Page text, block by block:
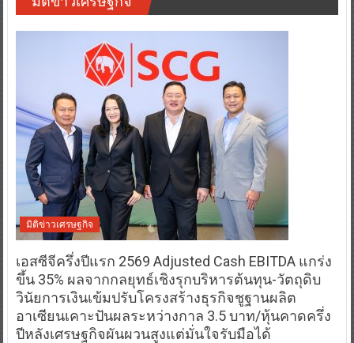
มิติข่าวเศรษฐกิจ
เอสซีจีครึ่งปีแรก 2569 Adjusted Cash EBITDA แกร่ง
ขึ้น 35% ผลจากกลยุทธ์เชิงรุกบริหารต้นทุน-วัตถุดิบ
วินัยการเงินเข้มปรับโครงสร้างธุรกิจชูฐานผลิต
อาเซียนเคาะปันผลระหว่างกาล 3.5 บาท/หุ้นคาดครึ่ง
ปีหลังเศรษฐกิจผันผวนสูงแต่มั่นใจรับมือได้